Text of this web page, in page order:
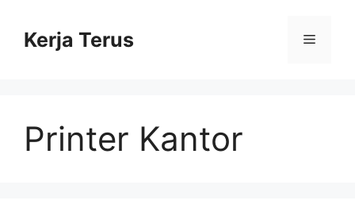
Kerja Terus Menu
Printer Kantor